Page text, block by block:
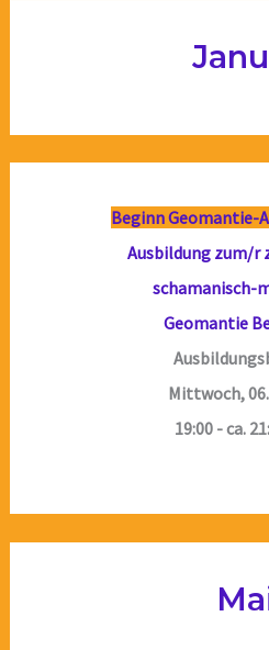
Beginn Geomantie-
Ausbildung zum/
schamanisch-
Geomantie
Mittwoch,
19:00 - ca.